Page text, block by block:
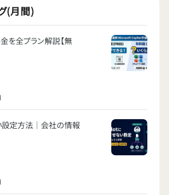
(月間)
全プラン解説【無
定方法｜会社の情報